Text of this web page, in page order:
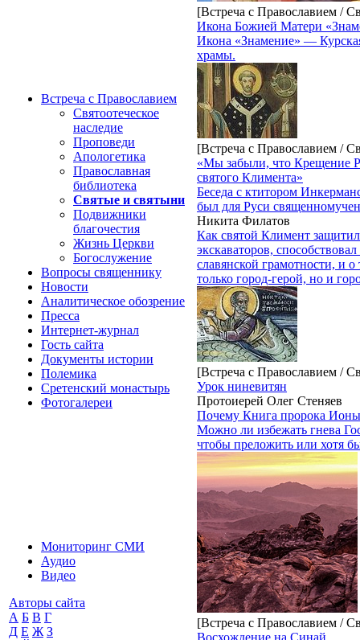
Встреча с Православием
Святоотеческое
наследие
Проповеди
Апологетика
Православная
библиотека
Святые и святыни
Подвижники
благочестия
Жизнь Церкви
Богослужение
Вопросы священнику
Новости
Аналитическое обозрение
Пресса
Интернет-журнал
Гость сайта
Документы истории
Полемика
Сретенский монастырь
Фотогалереи
Мониторинг СМИ
Аудио
Видео
Авторы сайта
А Б В Г
Д Е Ж З
[Встреча с Православием /
Икона Божией Матери
Икона «Знамение» —
храмы.
[Встреча с Православием /
«Мы забыли, что Крещение
святого Климента»
Беседа с ктитором
был для Руси
Никита Филатов
Как святой Климент
экскаваторов,
славянской грамотности, и
только город-герой, но и
[Встреча с Православием /
Урок ниневитян
Протоиерей Олег Стеняев
Почему Книга пророка Ионы
Можно ли избежать гнева
чтобы преложить или хотя
[Встреча с Православием /
Восхождение на Синай